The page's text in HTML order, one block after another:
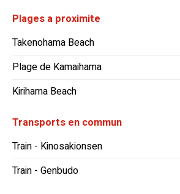
Plages a proximite
Takenohama Beach
Plage de Kamaihama
Kirihama Beach
Transports en commun
Train - Kinosakionsen
Train - Genbudo